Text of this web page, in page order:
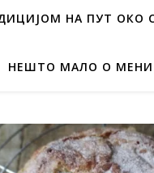
НА ПУТ ОКО
НЕШТО МАЛО О МЕНИ